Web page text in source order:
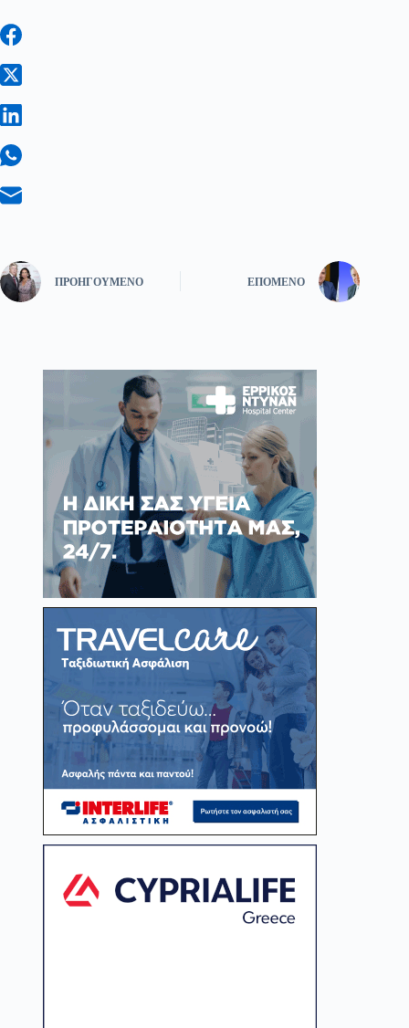
ΠΡΟΗΓΟΎΜΕΝΟ ΕΠΌΜΕΝΟ